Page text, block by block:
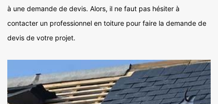
à une demande de devis. Alors, il ne faut pas hésiter à
contacter un professionnel en toiture pour faire la demande de
devis de votre projet.